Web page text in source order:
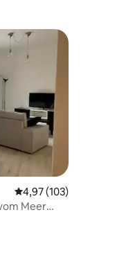
Bewertungen
Durchschnittliche
4,97 (103)
Meer